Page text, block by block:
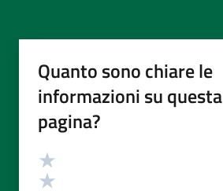
Quanto sono chiare le
informazioni su questa
pagina?
Valutazione